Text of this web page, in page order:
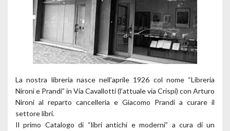
La nostra libreria nasce nell’aprile 1926 col nome “Libreria
Nironi e Prandi” in Via Cavallotti (l’attuale via Crispi) con Arturo
Nironi al reparto cancelleria e Giacomo Prandi a curare il
settore libri.
Il primo Catalogo di “libri antichi e moderni” a cura di un